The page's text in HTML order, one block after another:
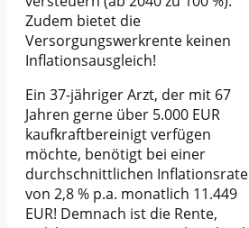
Zudem bietet die
Versorgungswerkrente keinen
Inflationsausgleich!
Ein 37-jähriger Arzt, der mit 67
Jahren gerne über 5.000 EUR
kaufkraftbereinigt verfügen
möchte, benötigt bei einer
durchschnittlichen Inflationsrate
von 2,8 % p.a. monatlich 11.449
EUR! Demnach ist die Rente,